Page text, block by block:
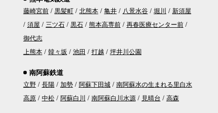
藤崎宮前 黒髪町 北熊本 亀井 八景水谷 堀川
新須屋
須屋
三ツ石 黒石 熊本高専前
再春医療センター前
御代志
上熊本
韓々坂 池田 打越 坪井川公園
南阿蘇鉄道
立野 長陽 加勢 阿蘇下田城
南阿蘇水の生まれる里白水
高原
中松 阿蘇白川 南阿蘇白川水源 見晴台 高森